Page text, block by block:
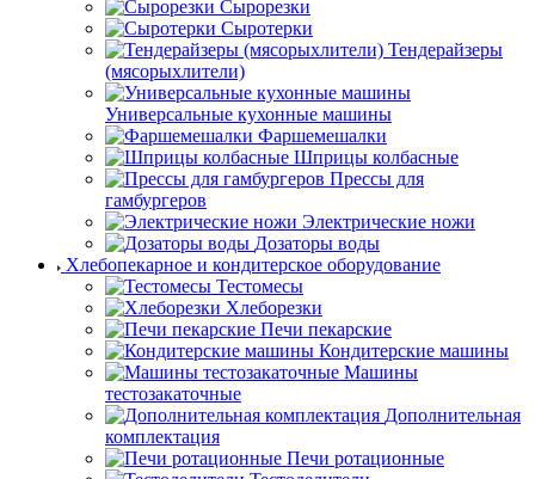
Сырорезки
Сыротерки
Тендерайзеры
(мясорыхлители)
Универсальные кухонные машины
Фаршемешалки
Шприцы колбасные
Прессы для
гамбургеров
Электрические ножи
Дозаторы воды
Хлебопекарное и кондитерское оборудование
Тестомесы
Хлеборезки
Печи пекарские
Кондитерские машины
Машины
тестозакаточные
Дополнительная
комплектация
Печи ротационные